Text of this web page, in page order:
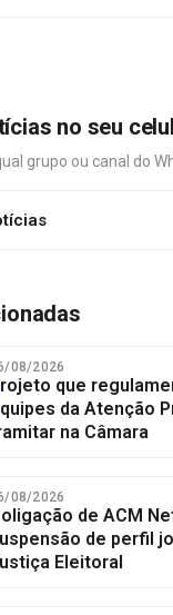
no seu
grupo ou canal do
08/2026
que
da Atenção
na Câmara
08/2026
de ACM
de perfil
Eleitoral